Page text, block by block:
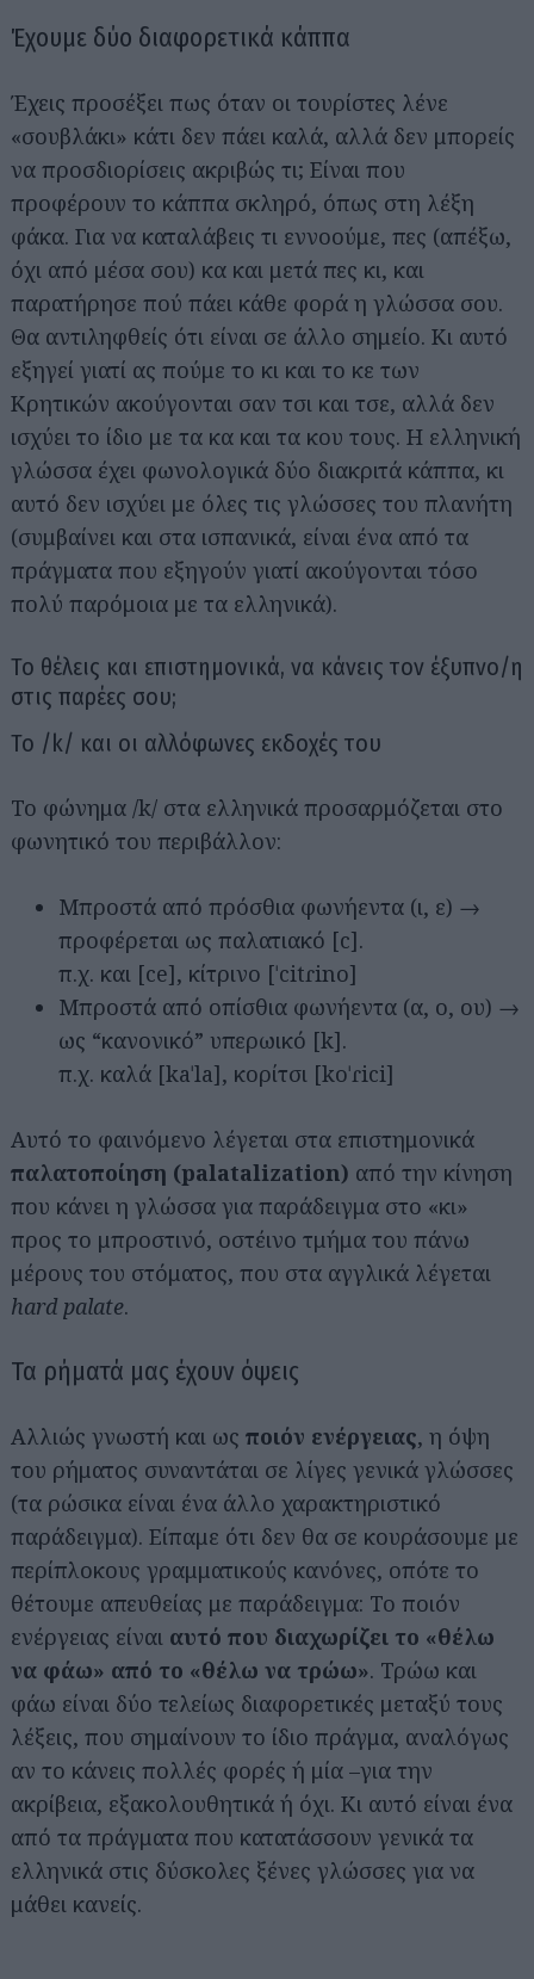
Έχουμε δύο διαφορετικά κάππα
Έχεις προσέξει πως όταν οι τουρίστες λένε
«σουβλάκι» κάτι δεν πάει καλά, αλλά δεν μπορείς
να προσδιορίσεις ακριβώς τι; Είναι που
προφέρουν το κάππα σκληρό, όπως στη λέξη
φάκα. Για να καταλάβεις τι εννοούμε, πες (απέξω,
όχι από μέσα σου) κα και μετά πες κι, και
παρατήρησε πού πάει κάθε φορά η γλώσσα σου.
Θα αντιληφθείς ότι είναι σε άλλο σημείο. Κι αυτό
εξηγεί γιατί ας πούμε το κι και το κε των
Κρητικών ακούγονται σαν τσι και τσε, αλλά δεν
ισχύει το ίδιο με τα κα και τα κου τους. Η ελληνική
γλώσσα έχει φωνολογικά δύο διακριτά κάππα, κι
αυτό δεν ισχύει με όλες τις γλώσσες του πλανήτη
(συμβαίνει και στα ισπανικά, είναι ένα από τα
πράγματα που εξηγούν γιατί ακούγονται τόσο
πολύ παρόμοια με τα ελληνικά).
Το θέλεις και επιστημονικά, να κάνεις τον έξυπνο/η
στις παρέες σου;
Το /k/ και οι αλλόφωνες εκδοχές του
Το φώνημα /k/ στα ελληνικά προσαρμόζεται στο
φωνητικό του περιβάλλον:
Μπροστά από πρόσθια φωνήεντα (ι, ε) →
προφέρεται ως παλατιακό [c].
π.χ. και [ce], κίτρινο [ˈcitɾino]
Μπροστά από οπίσθια φωνήεντα (α, ο, ου) →
ως “κανονικό” υπερωικό [k].
π.χ. καλά [kaˈla], κορίτσι [koˈɾici]
Αυτό το φαινόμενο λέγεται στα επιστημονικά
παλατοποίηση (palatalization) από την κίνηση
που κάνει η γλώσσα για παράδειγμα στο «κι»
προς το μπροστινό, οστέινο τμήμα του πάνω
μέρους του στόματος, που στα αγγλικά λέγεται
hard palate.
Τα ρήματά μας έχουν όψεις
Αλλιώς γνωστή και ως ποιόν ενέργειας, η όψη
του ρήματος συναντάται σε λίγες γενικά γλώσσες
(τα ρώσικα είναι ένα άλλο χαρακτηριστικό
παράδειγμα). Είπαμε ότι δεν θα σε κουράσουμε με
περίπλοκους γραμματικούς κανόνες, οπότε το
θέτουμε απευθείας με παράδειγμα: Το ποιόν
ενέργειας είναι αυτό που διαχωρίζει το «θέλω
να φάω» από το «θέλω να τρώω». Τρώω και
φάω είναι δύο τελείως διαφορετικές μεταξύ τους
λέξεις, που σημαίνουν το ίδιο πράγμα, αναλόγως
αν το κάνεις πολλές φορές ή μία –για την
ακρίβεια, εξακολουθητικά ή όχι. Κι αυτό είναι ένα
από τα πράγματα που κατατάσσουν γενικά τα
ελληνικά στις δύσκολες ξένες γλώσσες για να
μάθει κανείς.